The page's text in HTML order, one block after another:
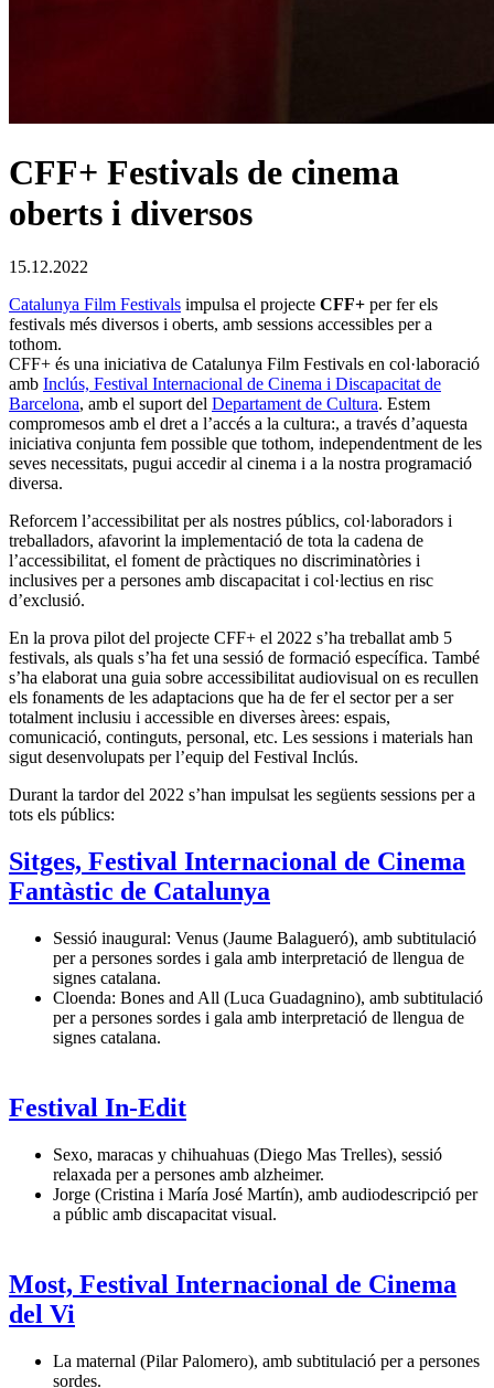
CFF+ Festivals de cinema
oberts i diversos
15.12.2022
Catalunya Film Festivals impulsa el projecte CFF+ per fer els
festivals més diversos i oberts, amb sessions accessibles per a
tothom.
CFF+ és una iniciativa de Catalunya Film Festivals en col·laboració
amb Inclús, Festival Internacional de Cinema i Discapacitat de
Barcelona, amb el suport del Departament de Cultura. Estem
compromesos amb el dret a l’accés a la cultura:, a través d’aquesta
iniciativa conjunta fem possible que tothom, independentment de les
seves necessitats, pugui accedir al cinema i a la nostra programació
diversa.
Reforcem l’accessibilitat per als nostres públics, col·laboradors i
treballadors, afavorint la implementació de tota la cadena de
l’accessibilitat, el foment de pràctiques no discriminatòries i
inclusives per a persones amb discapacitat i col·lectius en risc
d’exclusió.
En la prova pilot del projecte CFF+ el 2022 s’ha treballat amb 5
festivals, als quals s’ha fet una sessió de formació específica. També
s’ha elaborat una guia sobre accessibilitat audiovisual on es recullen
els fonaments de les adaptacions que ha de fer el sector per a ser
totalment inclusiu i accessible en diverses àrees: espais,
comunicació, continguts, personal, etc. Les sessions i materials han
sigut desenvolupats per l’equip del Festival Inclús.
Durant la tardor del 2022 s’han impulsat les següents sessions per a
tots els públics:
Sitges, Festival Internacional de Cinema
Fantàstic de Catalunya
Sessió inaugural: Venus (Jaume Balagueró), amb subtitulació
per a persones sordes i gala amb interpretació de llengua de
signes catalana.
Cloenda: Bones and All (Luca Guadagnino), amb subtitulació
per a persones sordes i gala amb interpretació de llengua de
signes catalana.
Festival In-Edit
Sexo, maracas y chihuahuas (Diego Mas Trelles), sessió
relaxada per a persones amb alzheimer.
Jorge (Cristina i María José Martín), amb audiodescripció per
a públic amb discapacitat visual.
Most, Festival Internacional de Cinema
del Vi
La maternal (Pilar Palomero), amb subtitulació per a persones
sordes.